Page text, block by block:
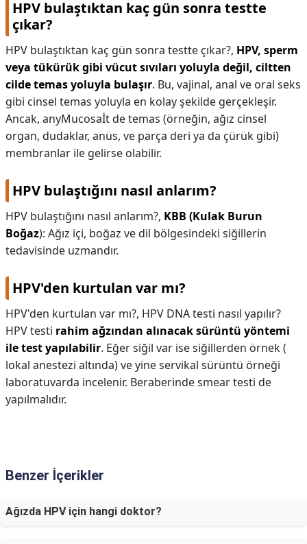
HPV bulaştıktan kaç gün sonra testte
çıkar?
HPV bulaştıktan kaç gün sonra testte çıkar?, HPV, sperm
veya tükürük gibi vücut sıvıları yoluyla değil, ciltten
cilde temas yoluyla bulaşır. Bu, vajinal, anal ve oral seks
gibi cinsel temas yoluyla en kolay şekilde gerçekleşir.
Ancak, anyMucosaİt de temas (örneğin, ağız cinsel
organ, dudaklar, anüs, ve parça deri ya da çürük gibi)
membranlar ile gelirse olabilir.
HPV bulaştığını nasıl anlarım?
HPV bulaştığını nasıl anlarım?, KBB (Kulak Burun
Boğaz): Ağız içi, boğaz ve dil bölgesindeki siğillerin
tedavisinde uzmandır.
HPV'den kurtulan var mı?
HPV'den kurtulan var mı?, HPV DNA testi nasıl yapılır?
HPV testi rahim ağzından alınacak sürüntü yöntemi
ile test yapılabilir. Eğer siğil var ise siğillerden örnek (
lokal anestezi altında) ve yine servikal sürüntü örneği
laboratuvarda incelenir. Beraberinde smear testi de
yapılmalıdır.
Benzer İçerikler
Ağızda HPV için hangi doktor?